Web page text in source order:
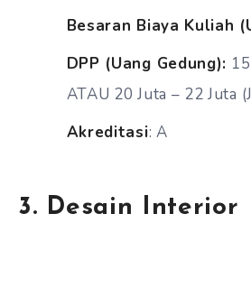
Besaran Biaya Kuliah
DPP (Uang Gedung):
ATAU 20 Juta – 22 Juta
Akreditasi: A
3. Desain Interior